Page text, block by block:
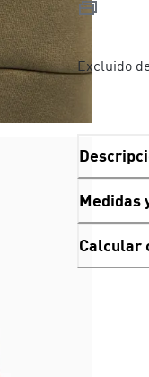
Excluido
Medidas
Calcular